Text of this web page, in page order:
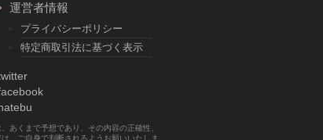
運営者情報
プライバシーポリシー
特定商取引法に基づく表示
あくまで予想であり、その内容の正確性、
、ご自身で判断されるようお願いいたしま